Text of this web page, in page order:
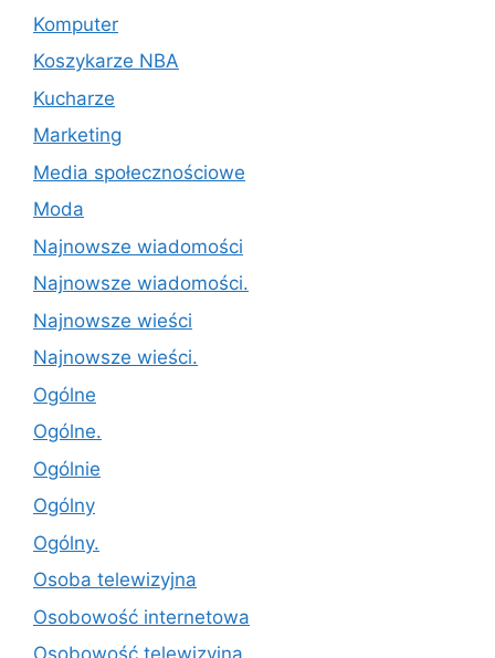
Komputer
Koszykarze NBA
Kucharze
Marketing
Media społecznościowe
Moda
Najnowsze wiadomości
Najnowsze wiadomości.
Najnowsze wieści
Najnowsze wieści.
Ogólne
Ogólne.
Ogólnie
Ogólny
Ogólny.
Osoba telewizyjna
Osobowość internetowa